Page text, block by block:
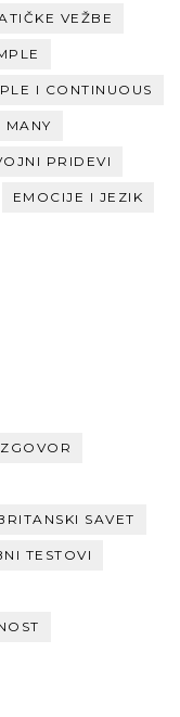
VEŽBE
I CONTINUOUS
MANY
PRIDEVI
EMOCIJE I JEZIK
SAVET
TESTOVI